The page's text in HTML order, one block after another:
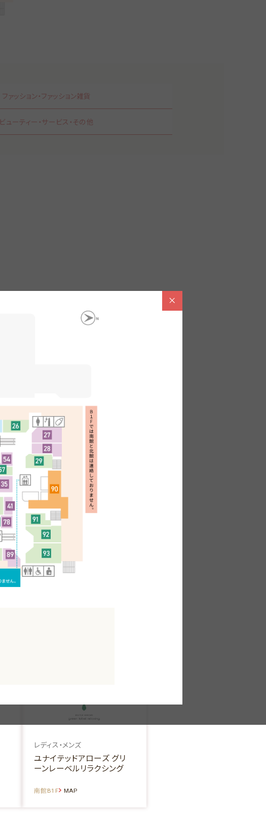
ファッション・ファッション雑貨
ビューティー・サービス・その他
13
レディスシューズ・メンズシューズ
銀座ワシントン
南館B1F MAP
22
レディス・メンズ
ユナイテッドアローズ グリ
ーンレーベルリラクシング
南館B1F MAP